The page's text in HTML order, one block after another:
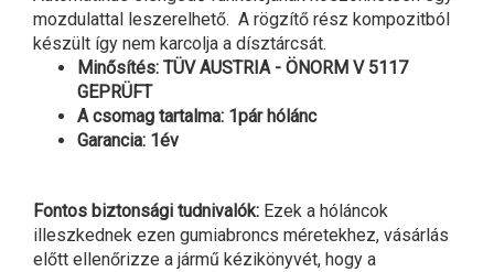
mozdulattal leszerelhető. A rögzítő rész kompozitból
készült így nem karcolja a dísztárcsát.
Minősítés: TÜV AUSTRIA - ÖNORM V 5117
GEPRÜFT
A csomag tartalma: 1pár hólánc
Garancia: 1év
Fontos biztonsági tudnivalók: Ezek a hóláncok
illeszkednek ezen gumiabroncs méretekhez, vásárlás
előtt ellenőrizze a jármű kézikönyvét, hogy a